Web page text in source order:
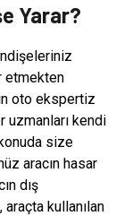
Yarar?
etmekten
oto ekspertiz
uzmanları kendi
size
aracın hasar
dış
araçta kullanılan